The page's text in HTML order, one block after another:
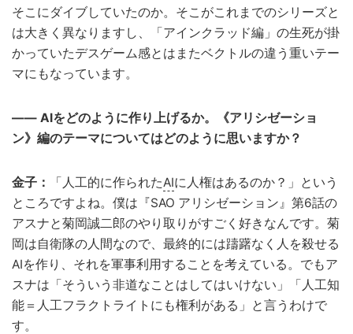
そこにダイブしていたのか。そこがこれまでのシリーズと
は大きく異なりますし、「アインクラッド編」の生死が掛
かっていたデスゲーム感とはまたベクトルの違う重いテー
マにもなっています。
―― AIをどのように作り上げるか。《アリシゼーショ
ン》編のテーマについてはどのように思いますか？
金子： 「人工的に作られたAIに人権はあるのか？」という
ところですよね。僕は『SAO アリシゼーション』第6話の
アスナと菊岡誠二郎のやり取りがすごく好きなんです。菊
岡は自衛隊の人間なので、最終的には躊躇なく人を殺せる
AIを作り、それを軍事利用することを考えている。でもア
スナは「そういう非道なことはしてはいけない」「人工知
能＝人工フラクトライトにも権利がある」と言うわけで
す。